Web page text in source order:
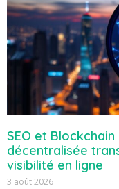
SEO et
décentralisée
visibilité en ligne
3 août 2026